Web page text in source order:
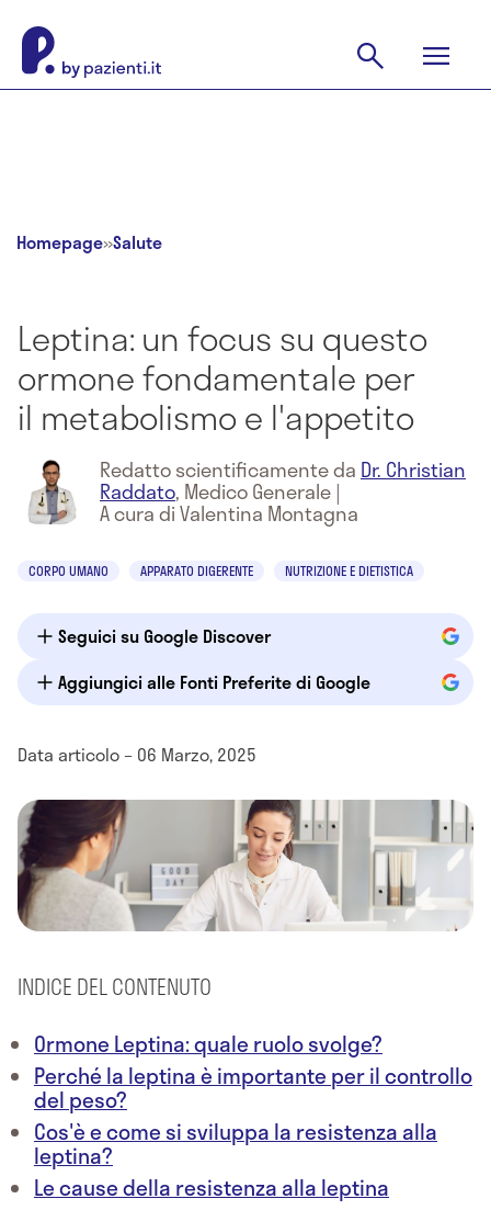
Homepage»Salute
Leptina: un focus su questo
ormone fondamentale per
il metabolismo e l'appetito
Redatto scientificamente da Dr. Christian
Raddato, Medico Generale|
A cura di Valentina Montagna
CORPO UMANO APPARATO DIGERENTE NUTRIZIONE E DIETISTICA
Seguici su Google Discover
Aggiungici alle Fonti Preferite di Google
Data articolo – 06 Marzo, 2025
INDICE DEL CONTENUTO
Ormone Leptina: quale ruolo svolge?
Perché la leptina è importante per il controllo
del peso?
Cos'è e come si sviluppa la resistenza alla
leptina?
Le cause della resistenza alla leptina